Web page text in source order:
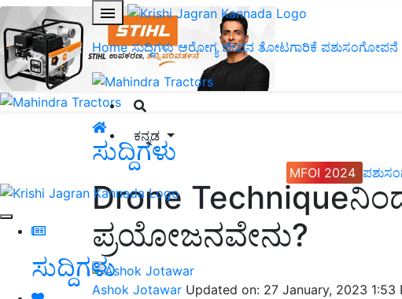
Home ಸುದ್ದಿಗಳು ಆರೋಗ್ಯ ಜೀವನ ತೋಟಗಾರಿಕೆ ಪಶುಸಂಗೋಪನೆ
ಕನ್ನಡ
MFOI 2024
ಸುದ್ದಿಗಳು
ಸುದ್ದಿಗಳು
Drone
ಪ್ರಯೋಜನವೇನು?
Ashok Jotawar Updated on: 27 January, 2023 1:53